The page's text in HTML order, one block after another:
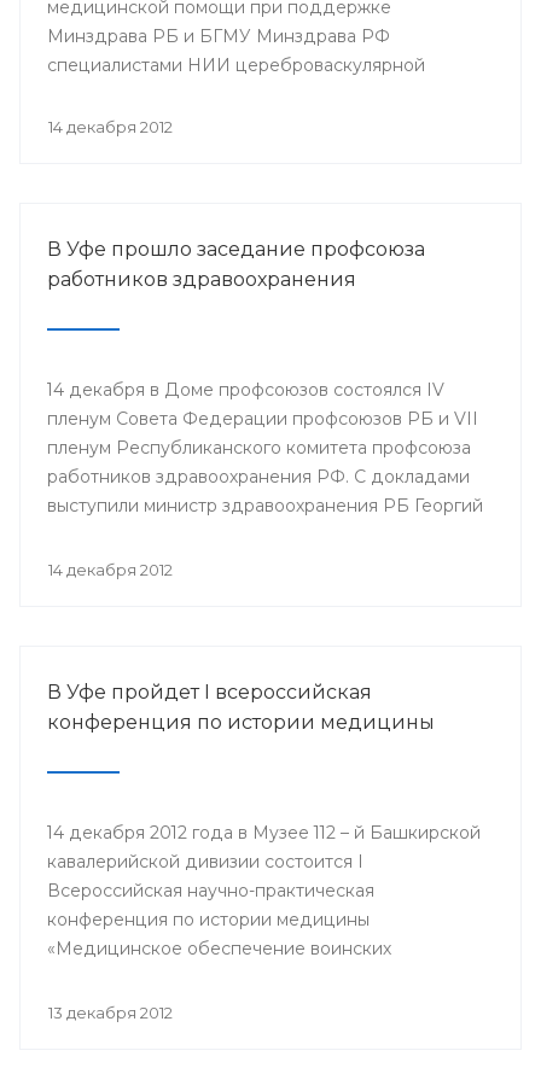
медицинской помощи при поддержке
Минздрава РБ и БГМУ Минздрава РФ
специалистами НИИ цереброваскулярной
(г.Москва) будет проведен мастер-класс.
14 декабря 2012
В Уфе прошло заседание профсоюза
работников здравоохранения
14 декабря в Доме профсоюзов состоялся IV
пленум Совета Федерации профсоюзов РБ и VII
пленум Республиканского комитета профсоюза
работников здравоохранения РФ. С докладами
выступили министр здравоохранения РБ Георгий
организации Башкортостана профсоюза
14 декабря 2012
В Уфе пройдет I всероссийская
конференция по истории медицины
14 декабря 2012 года в Музее 112 – й Башкирской
кавалерийской дивизии состоится I
Всероссийская научно-практическая
конференция по истории медицины
«Медицинское обеспечение воинских
войны».
13 декабря 2012